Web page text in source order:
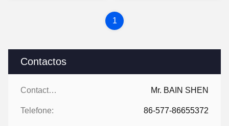
Contactos
Contactos: Mr. BAIN SHEN
Telefone: 86-577-86655372
1